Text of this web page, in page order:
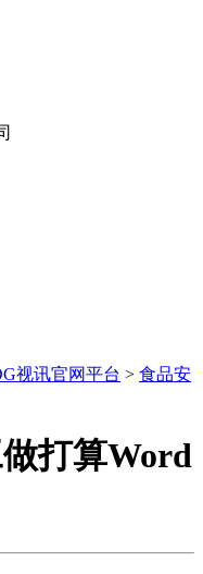
视讯官网平台 > 食品安
打算Word